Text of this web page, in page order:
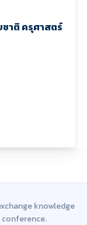
าติ ครุศาสตร์
knowledge